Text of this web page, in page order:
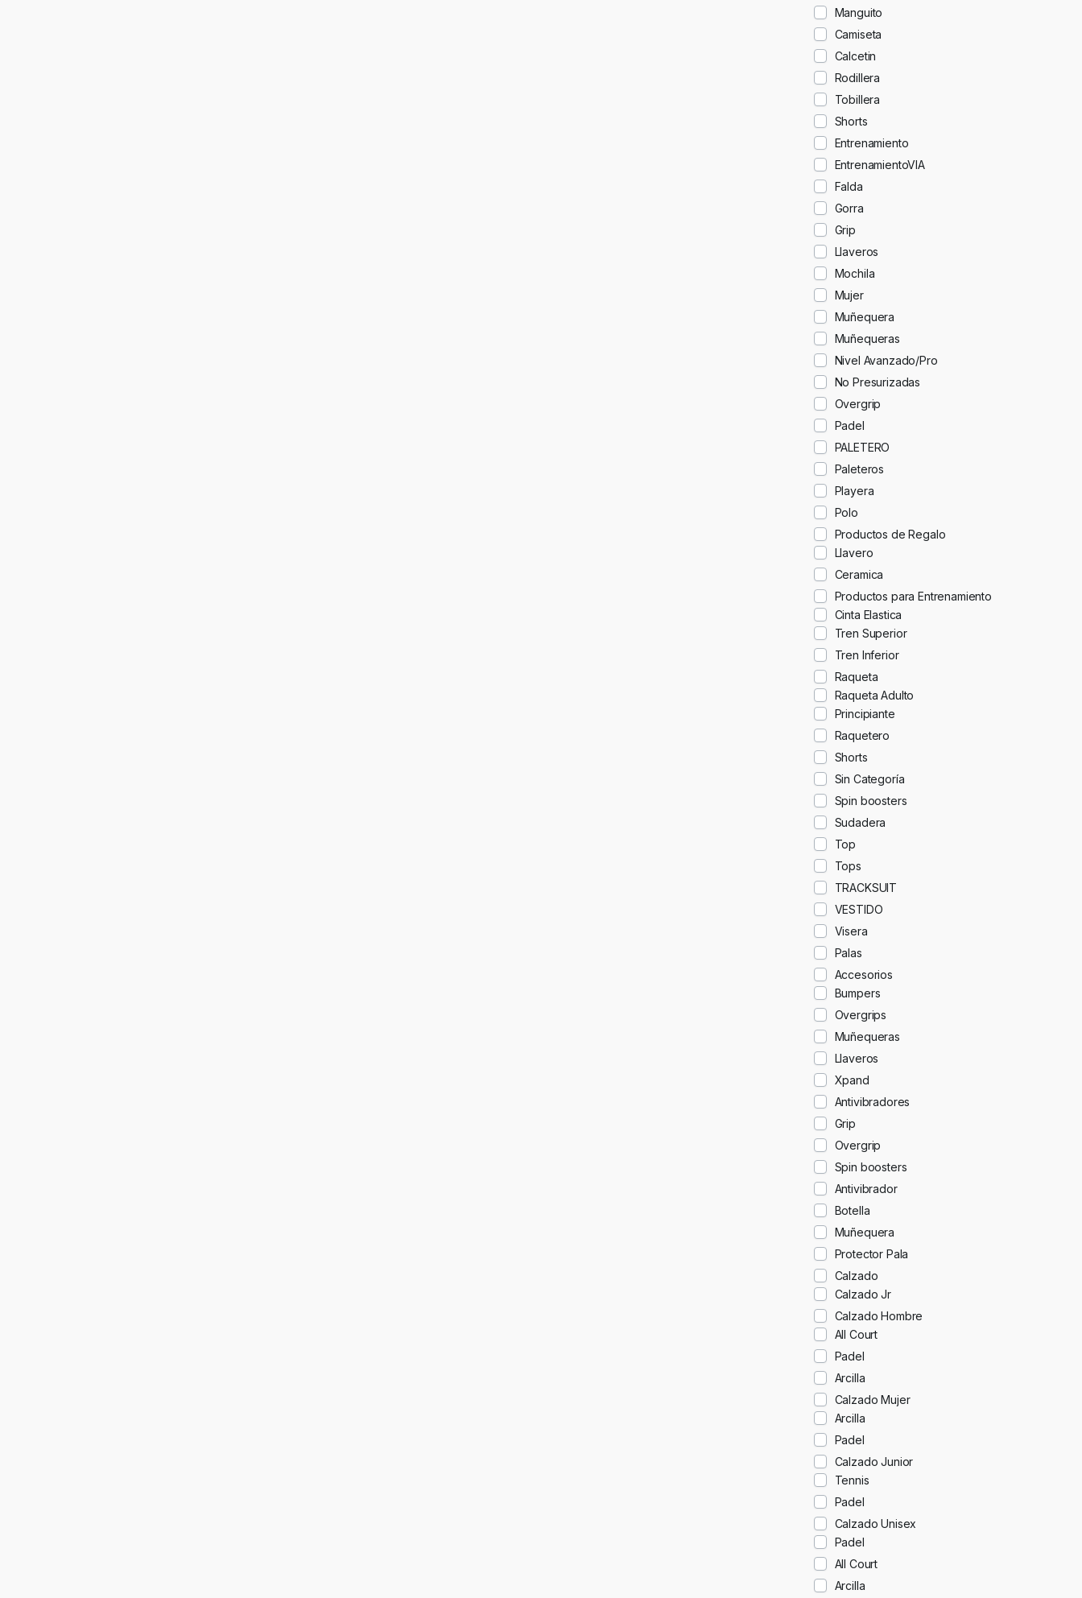
Manguito
Camiseta
Calcetin
Rodillera
Tobillera
Shorts
Entrenamiento
EntrenamientoVIA
Falda
Gorra
Grip
Llaveros
Mochila
Mujer
Muñequera
Muñequeras
Nivel Avanzado/Pro
No Presurizadas
Overgrip
Padel
PALETERO
Paleteros
Playera
Polo
Productos de Regalo
Llavero
Ceramica
Productos para Entrenamiento
Cinta Elastica
Tren Superior
Tren Inferior
Raqueta
Raqueta Adulto
Principiante
Raquetero
Shorts
Sin Categoría
Spin boosters
Sudadera
Top
Tops
TRACKSUIT
VESTIDO
Visera
Palas
Accesorios
Bumpers
Overgrips
Muñequeras
Llaveros
Xpand
Antivibradores
Grip
Overgrip
Spin boosters
Antivibrador
Botella
Muñequera
Protector Pala
Calzado
Calzado Jr
Calzado Hombre
All Court
Padel
Arcilla
Calzado Mujer
Arcilla
Padel
Calzado Junior
Tennis
Padel
Calzado Unisex
Padel
All Court
Arcilla